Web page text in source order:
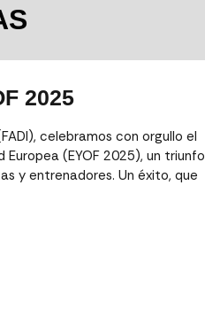
2025
celebramos con orgullo el
(EYOF 2025), un triunfo
y entrenadores. Un éxito, que